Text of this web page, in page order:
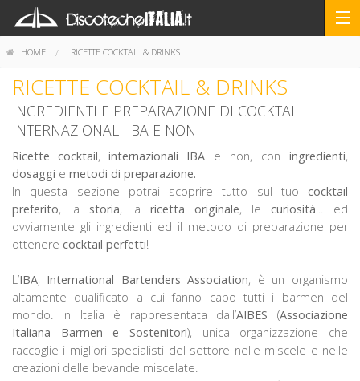
HOME RICETTE COCKTAIL & DRINKS
RICETTE COCKTAIL & DRINKS
INGREDIENTI E PREPARAZIONE DI COCKTAIL
INTERNAZIONALI IBA E NON
Ricette cocktail, internazionali IBA e non, con ingredienti,
dosaggi e metodi di preparazione.
In questa sezione potrai scoprire tutto sul tuo cocktail
preferito, la storia, la ricetta originale, le curiosità... ed
ovviamente gli ingredienti ed il metodo di preparazione per
ottenere cocktail perfetti!
L’IBA, International Bartenders Association, è un organismo
altamente qualificato a cui fanno capo tutti i barmen del
mondo. In Italia è rappresentata dall’AIBES (Associazione
Italiana Barmen e Sostenitori), unica organizzazione che
raccoglie i migliori specialisti del settore nelle miscele e nelle
creazioni delle bevande miscelate.